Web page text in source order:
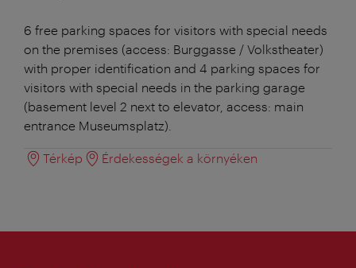
6 free parking spaces for visitors with special needs
on the premises (access: Burggasse / Volkstheater)
with proper identification and 4 parking spaces for
visitors with special needs in the parking garage
(basement level 2 next to elevator, access: main
entrance Museumsplatz).
Térkép Érdekességek a környéken